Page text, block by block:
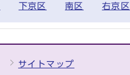
下京区 南区 右京区
サイトマップ